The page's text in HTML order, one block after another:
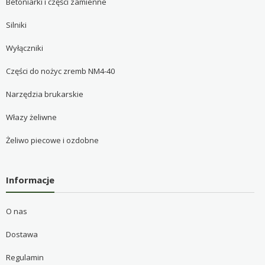
Silniki
Wyłączniki
Części do nożyc zremb NM4-40
Narzędzia brukarskie
Włazy żeliwne
Żeliwo piecowe i ozdobne
Informacje
O nas
Dostawa
Regulamin